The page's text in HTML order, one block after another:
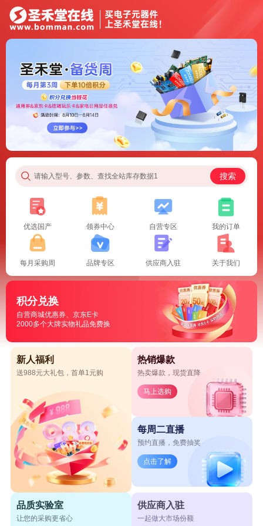
请输入型号、参数、查找全站库存数据1 搜索
优选国产 领券中心 自营专区 我的订单
每月采购周 品牌专区 供应商入驻 关于我们
积分兑换
自营商城优惠券、京东E卡
2000多个大牌实物礼品免费换
新人福利
送988元大礼包，首单1元购
热销爆款
热卖爆款，现货直降
马上选购
每周二直播
预约直播，免费抽奖
点击了解
品质实验室
让您的采购更省心
供应商入驻
一起做大市场份额